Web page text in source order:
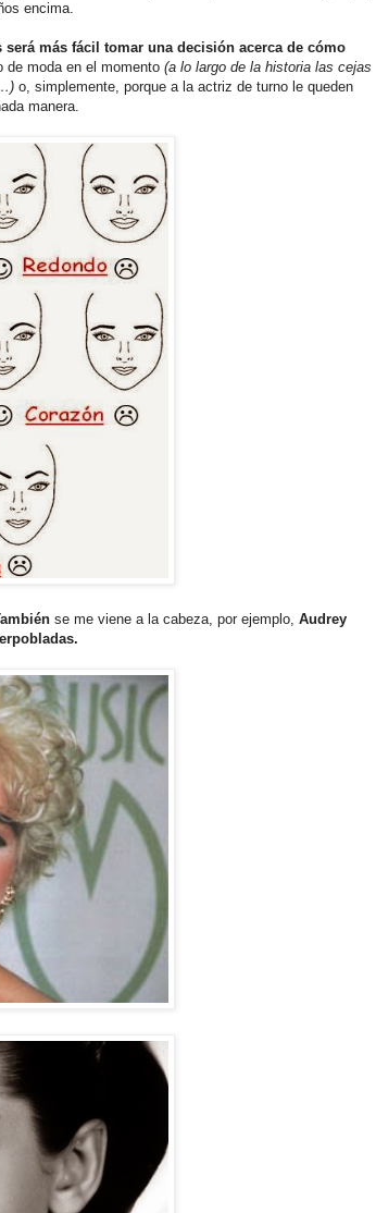
encima.
será más fácil tomar una decisión acerca de cómo
de moda en el momento (a lo largo de la historia las cejas
o, simplemente, porque a la actriz de turno le queden
manera.
se me viene a la cabeza, por ejemplo, Audrey